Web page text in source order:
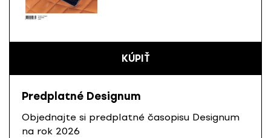
KÚPIŤ
Predplatné Designum
Objednajte si predplatné časopisu Designum
na rok 2026